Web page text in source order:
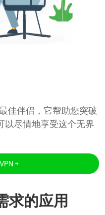
佳伴侣，它帮助您突破
以尽情地享受这个无界
求的应用